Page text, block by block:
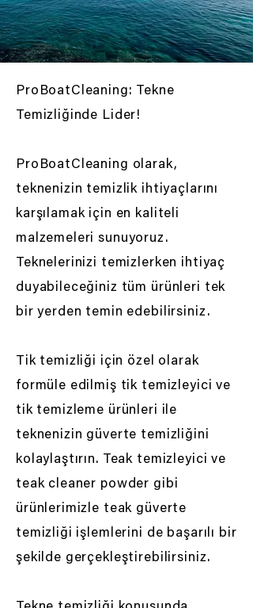
ProBoatCleaning: Tekne
Temizliğinde Lider!
ProBoatCleaning olarak,
teknenizin temizlik ihtiyaçlarını
karşılamak için en kaliteli
malzemeleri sunuyoruz.
Teknelerinizi temizlerken ihtiyaç
duyabileceğiniz tüm ürünleri tek
bir yerden temin edebilirsiniz.
Tik temizliği için özel olarak
formüle edilmiş tik temizleyici ve
tik temizleme ürünleri ile
teknenizin güverte temizliğini
kolaylaştırın. Teak temizleyici ve
teak cleaner powder gibi
ürünlerimizle teak güverte
temizliği işlemlerini de başarılı bir
şekilde gerçekleştirebilirsiniz.